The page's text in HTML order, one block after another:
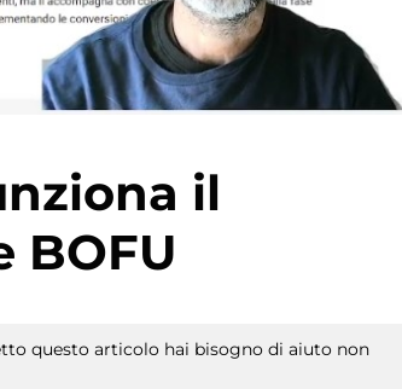
il
BOFU
questo articolo hai bisogno di aiuto non